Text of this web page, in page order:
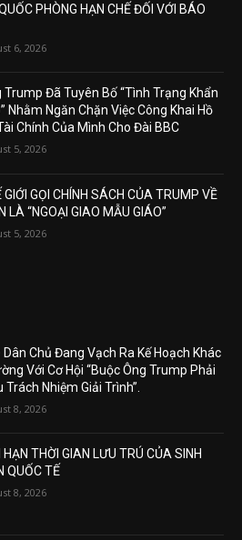
PHÒNG HẠN CHẾ ĐỐI VỚI BÁO
6, 2026
Trump Đã Tuyên Bố “Tình Trạng Khẩn
Nhằm Ngăn Chặn Việc Công Khai Hồ
Chính Của Mình Cho Đài BBC
5, 2026
GIỚI GỌI CHÍNH SÁCH CỦA TRUMP VỀ
LÀ “NGOẠI GIAO MẪU GIÁO”
5, 2026
Dân Chủ Đang Vạch Ra Kế Hoạch Khác
Với Cơ Hội “Buộc Ông Trump Phải
Trách Nhiệm Giải Trình”.
8, 2026
HẠN THỜI GIAN LƯU TRÚ CỦA SINH
QUỐC TẾ
8, 2026